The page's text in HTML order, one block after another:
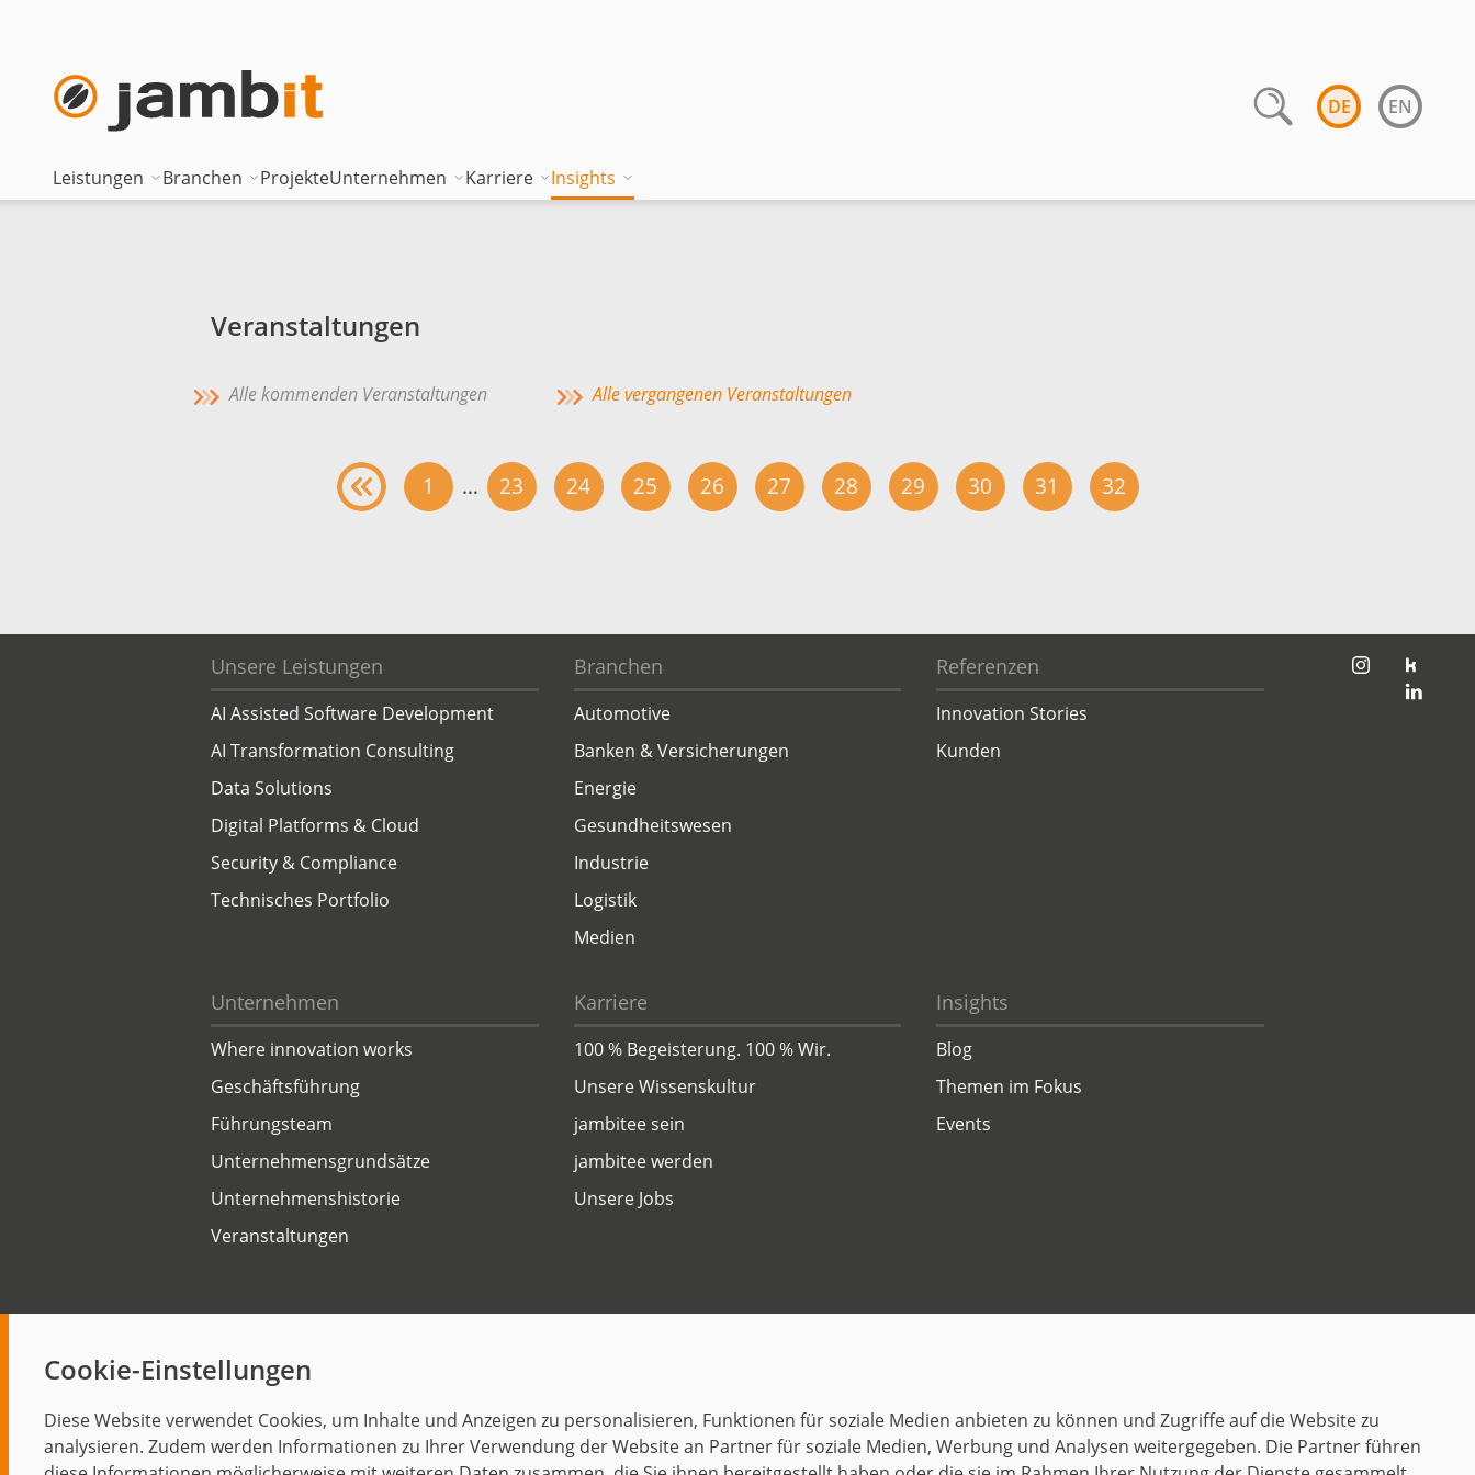
DE EN
Leistungen
AI Transformation Consulting
Data Solutions
Branchen
Automotive
Energie
ProjekteUnternehmen
Where innovation works
Führungsteam
Unternehmensgrundsätze
Karriere
Unsere Wissenskultur
Insights
Blog
Veranstaltungen
Alle kommenden Veranstaltungen Alle vergangenen Veranstaltungen
1 … 23 24 25 26 27 28 29 30 31 32
Cookie-Einstellungen
Diese Website verwendet Cookies, um Inhalte und Anzeigen zu personalisieren, Funktionen für soziale Medien anbieten zu können und Zugriffe auf die Website zu
analysieren. Zudem werden Informationen zu Ihrer Verwendung der Website an Partner für soziale Medien, Werbung und Analysen weitergegeben. Die Partner führen
Unsere Leistungen
AI Assisted Software Development
AI Transformation Consulting
Data Solutions
Digital Platforms & Cloud
Security & Compliance
Technisches Portfolio
Branchen
Automotive
Banken & Versicherungen
Energie
Gesundheitswesen
Industrie
Logistik
Medien
Referenzen
Innovation Stories
Kunden
Unternehmen
Where innovation works
Geschäftsführung
Führungsteam
Unternehmensgrundsätze
Unternehmenshistorie
Veranstaltungen
Karriere
100 % Begeisterung. 100 % Wir.
Unsere Wissenskultur
jambitee sein
jambitee werden
Unsere Jobs
Insights
Blog
Themen im Fokus
Events
Start
jambit auf instagramjambit auf kununu
jambit auf linkedin
© 1999–2026 jambit GmbH. Alle Rechte vorbehalten.
Great Place to Work®